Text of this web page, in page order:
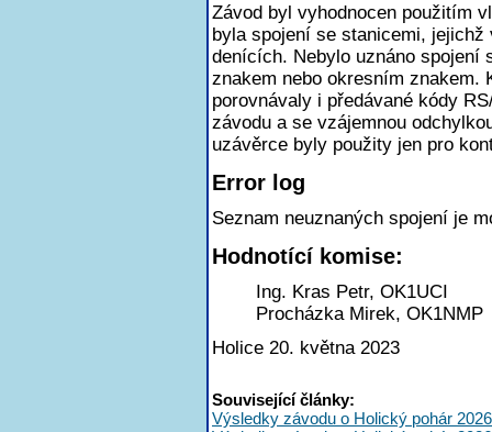
Závod byl vyhodnocen použitím
byla spojení se stanicemi,
denících. Nebylo uznáno spojení
znakem nebo okresním znakem.
porovnávaly i předávané kódy
závodu a se vzájemnou
uzávěrce byly použity jen pro
Error log
Seznam neuznaných spojení je
Hodnotící komise:
Ing. Kras Petr, OK1UCI
Procházka Mirek, OK1NMP
Holice 20. května 2023
Související články:
Výsledky závodu o Holický pohár